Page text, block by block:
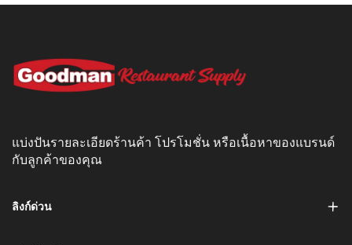
แบ่งปันรายละเอียดร้านค้า โปรโมชั่น หรือเนื้อหาของแบรนด์
กับลูกค้าของคุณ
ลิงก์ด่วน